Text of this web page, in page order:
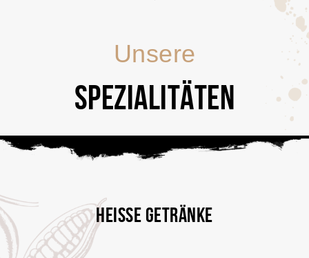
Unsere
SPEZIALITÄTEN
HEISSE GETRÄNKE